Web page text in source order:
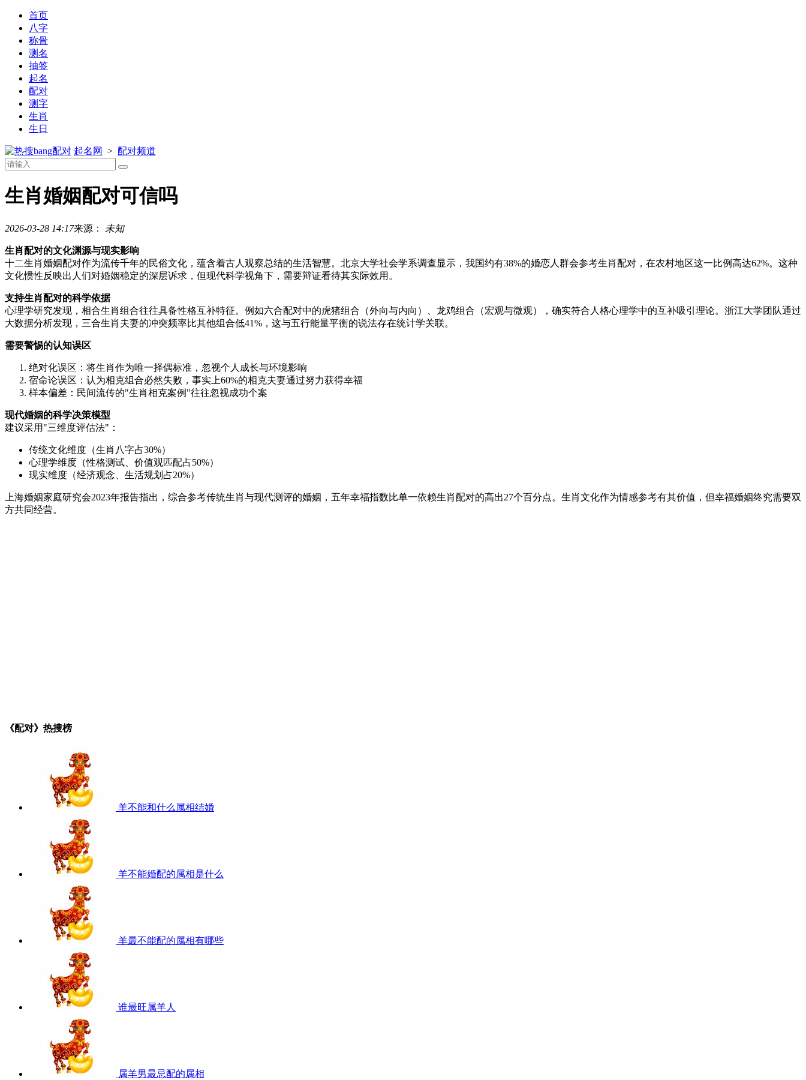
首页
八字
称骨
测名
抽签
起名
配对
测字
生肖
生日
配对 起名网 > 配对频道
生肖婚姻配对可信吗
2026-03-28 14:17来源： 未知
生肖配对的文化渊源与现实影响
十二生肖婚姻配对作为流传千年的民俗文化，蕴含着古人观察总结的生活智慧。北京大学社会学系调查显示，我国约有38%的婚恋人群会参考生肖配对，在农村地区这一比例高达62%。这种
文化惯性反映出人们对婚姻稳定的深层诉求，但现代科学视角下，需要辩证看待其实际效用。
支持生肖配对的科学依据
心理学研究发现，相合生肖组合往往具备性格互补特征。例如六合配对中的虎猪组合（外向与内向）、龙鸡组合（宏观与微观），确实符合人格心理学中的互补吸引理论。浙江大学团队通过
大数据分析发现，三合生肖夫妻的冲突频率比其他组合低41%，这与五行能量平衡的说法存在统计学关联。
需要警惕的认知误区
绝对化误区：将生肖作为唯一择偶标准，忽视个人成长与环境影响
宿命论误区：认为相克组合必然失败，事实上60%的相克夫妻通过努力获得幸福
样本偏差：民间流传的"生肖相克案例"往往忽视成功个案
现代婚姻的科学决策模型
建议采用"三维度评估法"：
传统文化维度（生肖八字占30%）
心理学维度（性格测试、价值观匹配占50%）
现实维度（经济观念、生活规划占20%）
上海婚姻家庭研究会2023年报告指出，综合参考传统生肖与现代测评的婚姻，五年幸福指数比单一依赖生肖配对的高出27个百分点。生肖文化作为情感参考有其价值，但幸福婚姻终究需要双
方共同经营。
《配对》热搜榜
羊不能和什么属相结婚
羊不能婚配的属相是什么
羊最不能配的属相有哪些
谁最旺属羊人
属羊男最忌配的属相